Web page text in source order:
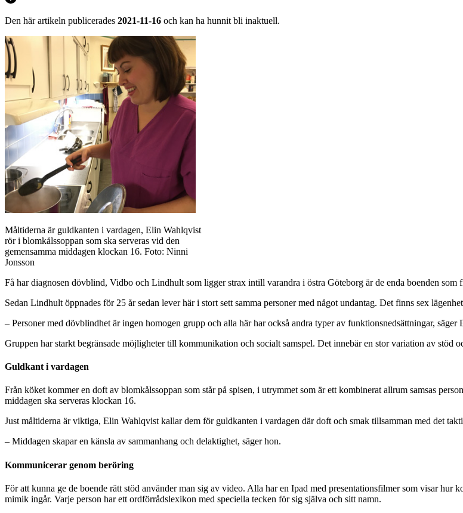
Den här artikeln publicerades 2021-11-16 och kan ha hunnit bli inaktuell.
Måltiderna är guldkanten i vardagen, Elin Wahlqvist
rör i blomkålssoppan som ska serveras vid den
gemensamma middagen klockan 16. Foto: Ninni
Jonsson
Få har diagnosen dövblind, Vidbo och Lindhult som ligger strax intill varandra i östra Göteborg är de enda boenden som
Sedan Lindhult öppnades för 25 år sedan lever här i stort sett samma personer med något undantag. Det finns sex
– Personer med dövblindhet är ingen homogen grupp och alla här har också andra typer av funktionsnedsättningar, säger
Gruppen har starkt begränsade möjligheter till kommunikation och socialt samspel. Det innebär en stor variation av stöd
Guldkant i vardagen
Från köket kommer en doft av blomkålssoppan som står på spisen, i utrymmet som är ett kombinerat allrum samsas
middagen ska serveras klockan 16.
Just måltiderna är viktiga, Elin Wahlqvist kallar dem för guldkanten i vardagen där doft och smak tillsamman med det
– Middagen skapar en känsla av sammanhang och delaktighet, säger hon.
Kommunicerar genom beröring
För att kunna ge de boende rätt stöd använder man sig av video. Alla har en Ipad med presentationsfilmer som visar
mimik ingår. Varje person har ett ordförrådslexikon med speciella tecken för sig själva och sitt namn.